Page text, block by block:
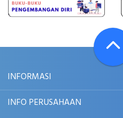
INFORMASI
INFO PERUSAHAAN